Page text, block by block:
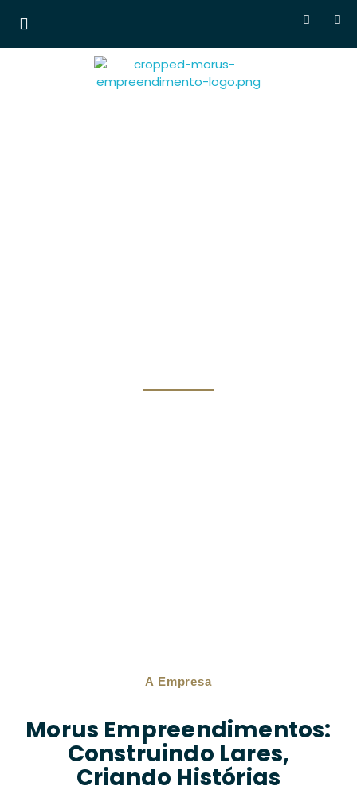
A Empresa
Morus Empreendimentos:
Construindo Lares,
Criando Histórias